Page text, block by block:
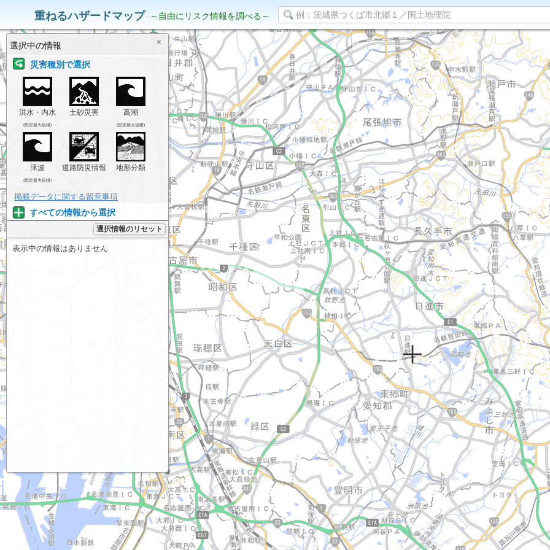
重ねるハザードマップ ～自由にリスク情報を調べる～
災害リスク情報
選択中の情報 ×
災害種別で選択
洪水・内水
(想定最大規模)
土砂災害 高潮
(想定最大規模)
津波
(想定最大規模)
道路防災情報 地形分類
掲載データに関する留意事項
すべての情報から選択
選択情報のリセット
表示中の情報はありません